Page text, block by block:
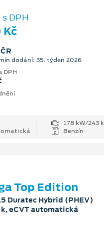
DPH
Kč
dodání: 35. týden 2026
DPH
178 kW/243 k
Benzín
Top Edition
Duratec Hybrid (PHEV)
eCVT automatická